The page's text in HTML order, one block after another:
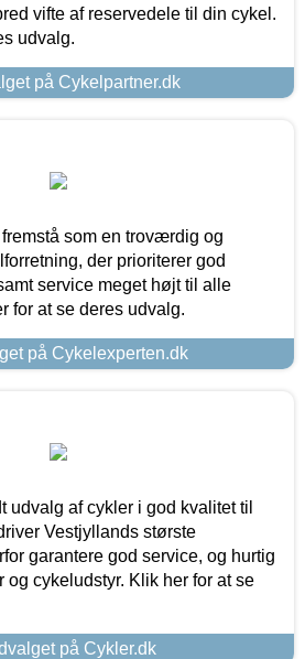
vifte af reservedele til din cykel.
udvalg.
på Cykelpartner.dk
som en troværdig og
der prioriterer god
service meget højt til alle
for at se deres udvalg.
på Cykelexperten.dk
udvalg af cykler i god kvalitet til
Vestjyllands største
garantere god service, og hurtig
og cykeludstyr. Klik her for at se
på Cykler.dk